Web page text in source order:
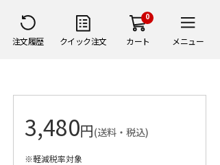
注文履歴 クイック注文
0
カート メニュー
3,480円(送料・税込)
※軽減税率対象